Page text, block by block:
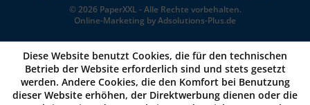
© 2026 PaperXXL - Alle Rechte vorbehalten.
Online-Marketing byAdsolutions-Plus.de
Diese Website benutzt Cookies, die für den technischen
Betrieb der Website erforderlich sind und stets gesetzt
werden. Andere Cookies, die den Komfort bei Benutzung
dieser Website erhöhen, der Direktwerbung dienen oder die